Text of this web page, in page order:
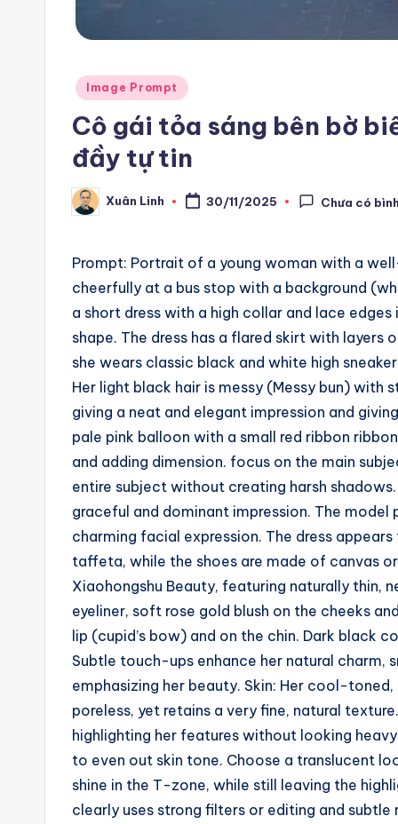
m
A
A
ts
Posted
Image Prompt
Cô gái tỏa sáng bên bờ
đầy tự tin
Posted
by
Xuân Linh 30/11/2025 Chưa có
Prompt: Portrait of a young woman with a
cheerfully at a bus stop with a background
a short dress with a high collar and lace
shape. The dress has a flared skirt with
she wears classic black and white high
Her light black hair is messy (Messy bun)
giving a neat and elegant impression and
pale pink balloon with a small red ribbon
and adding dimension. focus on the main
entire subject without creating harsh
graceful and dominant impression. The
charming facial expression. The dress
taffeta, while the shoes are made of canvas
Xiaohongshu Beauty, featuring naturally thin,
eyeliner, soft rose gold blush on the cheeks
lip (cupid’s bow) and on the chin. Dark black
Subtle touch-ups enhance her natural charm,
emphasizing her beauty. Skin: Her cool-
poreless, yet retains a very fine, natural
highlighting her features without looking
to even out skin tone. Choose a translucent
shine in the T-zone, while still leaving the
clearly uses strong filters or editing and